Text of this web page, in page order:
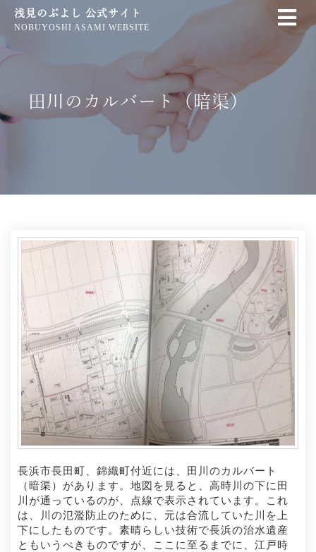
浅見のぶよし 公式サイト
NOBUYOSHI ASAMI WEBSITE
田川のカルバート（暗渠）
長浜市長田町、錦織町付近には、田川のカルバート
（暗渠）があります。地図を見ると、高時川の下に田
川が通っているのが、点線で表示されています。これ
は、川の氾濫防止のために、元は合流していた川を上
下にしたものです。素晴らしい技術で長浜の治水遺産
ともいうべきものですが、ここに至るまでに、江戸時